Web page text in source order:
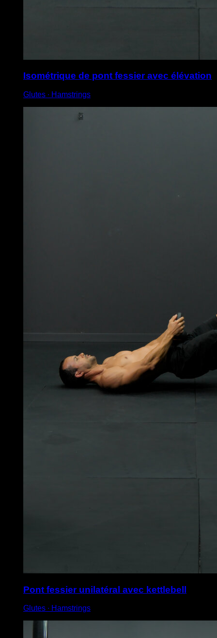
Isométrique de pont fessier avec élévation
Glutes ∙ Hamstrings
Pont fessier unilatéral avec kettlebell
Glutes ∙ Hamstrings